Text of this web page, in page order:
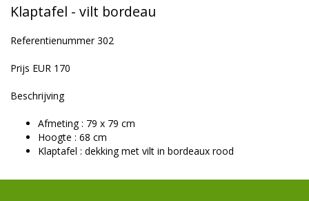
Klaptafel - vilt bordeau
Referentienummer 302
Prijs EUR 170
Beschrijving
Afmeting : 79 x 79 cm
Hoogte : 68 cm
Klaptafel : dekking met vilt in bordeaux rood